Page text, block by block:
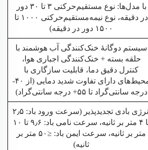
با مدل‌ها: نوع مستقیم‌حرکتی ۳ تا ۳۰ دور
در دقیقه، نوع نیمه‌مستقیم‌حرکتی ۱۰۰۰ تا
۱۵۰۰ دور در دقیقه)
سیستم دوگانهٔ خنک‌کنندگی آب هوشمند با
حلقه بسته + خنک‌کنندگی اجباری هوا،
کنترل دقیق دما، قابلیت سازگاری با
محیط‌های دارای تفاوت شدید دمایی (از ۴۰-
درجه سانتی‌گراد تا ۵۵+ درجه سانتی‌گراد)
انرژی بادی تجدیدپذیر (سرعت ورود باد: ۲٫۵
تا ۴ متر بر ثانیه، سرعت نامی باد: ۹٫۶ تا ۱۰
متر بر ثانیه، سرعت ایمن باد: ≤۵۰ متر بر
ثانیه)